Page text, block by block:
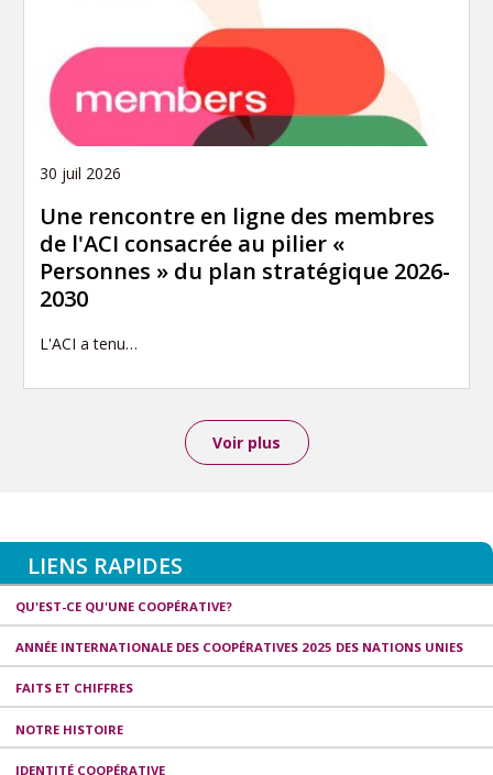
30 juil 2026
Une rencontre en ligne des membres
de l'ACI consacrée au pilier «
Personnes » du plan stratégique 2026-
2030
L'ACI a tenu…
Voir plus
LIENS RAPIDES
QU'EST-CE QU'UNE COOPÉRATIVE?
ANNÉE INTERNATIONALE DES COOPÉRATIVES 2025 DES NATIONS UNIES
FAITS ET CHIFFRES
NOTRE HISTOIRE
IDENTITÉ COOPÉRATIVE